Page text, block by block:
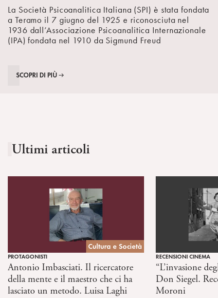
La Società Psicoanalitica Italiana (SPI) è stata fondata
a Teramo il 7 giugno del 1925 e riconosciuta nel
1936 dall’Associazione Psicoanalitica Internazionale
(IPA) fondata nel 1910 da Sigmund Freud
SCOPRI DI PIÙ
Ultimi articoli
Cultura e Società
PROTAGONISTI
Antonio Imbasciati. Il ricercatore
della mente e il maestro che ci ha
lasciato un metodo. Luisa Laghi
RECENSIONI CINEMA
“L’invasione
Don Siegel.
Moroni